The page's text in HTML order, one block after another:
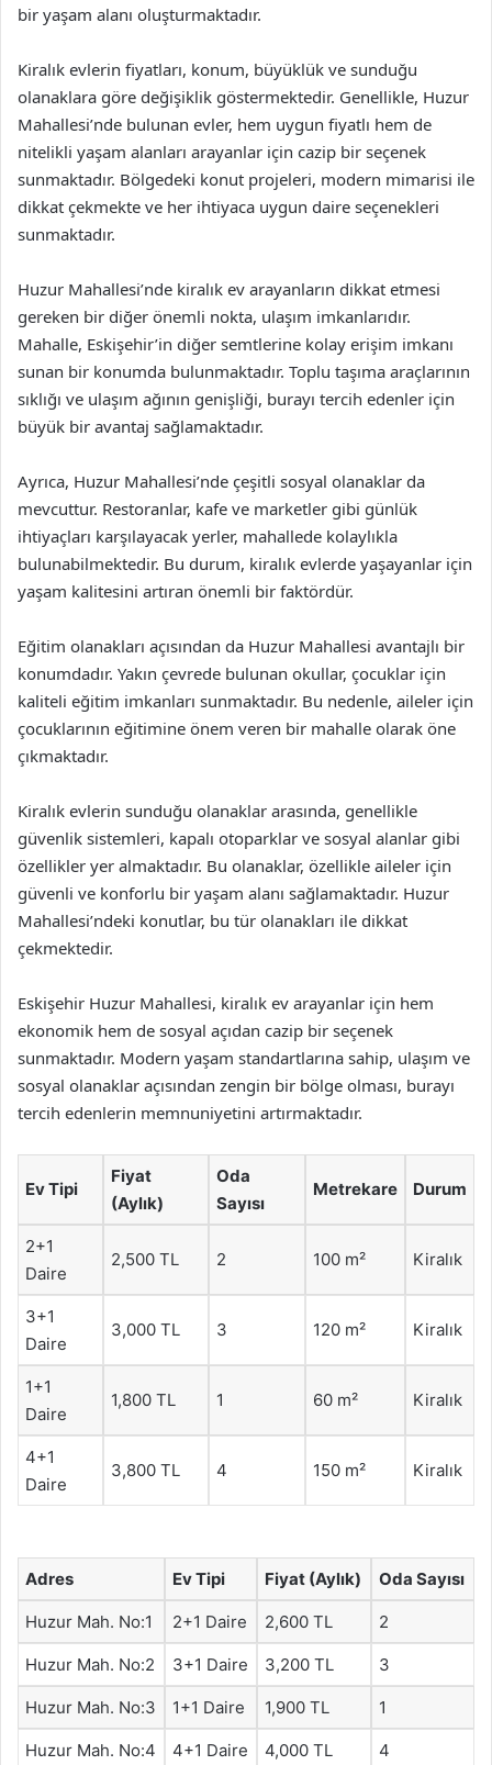
bir yaşam alanı oluşturmaktadır.
Kiralık evlerin fiyatları, konum, büyüklük ve sunduğu
olanaklara göre değişiklik göstermektedir. Genellikle, Huzur
Mahallesi’nde bulunan evler, hem uygun fiyatlı hem de
nitelikli yaşam alanları arayanlar için cazip bir seçenek
sunmaktadır. Bölgedeki konut projeleri, modern mimarisi ile
dikkat çekmekte ve her ihtiyaca uygun daire seçenekleri
sunmaktadır.
Huzur Mahallesi’nde kiralık ev arayanların dikkat etmesi
gereken bir diğer önemli nokta, ulaşım imkanlarıdır.
Mahalle, Eskişehir’in diğer semtlerine kolay erişim imkanı
sunan bir konumda bulunmaktadır. Toplu taşıma araçlarının
sıklığı ve ulaşım ağının genişliği, burayı tercih edenler için
büyük bir avantaj sağlamaktadır.
Ayrıca, Huzur Mahallesi’nde çeşitli sosyal olanaklar da
mevcuttur. Restoranlar, kafe ve marketler gibi günlük
ihtiyaçları karşılayacak yerler, mahallede kolaylıkla
bulunabilmektedir. Bu durum, kiralık evlerde yaşayanlar için
yaşam kalitesini artıran önemli bir faktördür.
Eğitim olanakları açısından da Huzur Mahallesi avantajlı bir
konumdadır. Yakın çevrede bulunan okullar, çocuklar için
kaliteli eğitim imkanları sunmaktadır. Bu nedenle, aileler için
çocuklarının eğitimine önem veren bir mahalle olarak öne
çıkmaktadır.
Kiralık evlerin sunduğu olanaklar arasında, genellikle
güvenlik sistemleri, kapalı otoparklar ve sosyal alanlar gibi
özellikler yer almaktadır. Bu olanaklar, özellikle aileler için
güvenli ve konforlu bir yaşam alanı sağlamaktadır. Huzur
Mahallesi’ndeki konutlar, bu tür olanakları ile dikkat
çekmektedir.
Eskişehir Huzur Mahallesi, kiralık ev arayanlar için hem
ekonomik hem de sosyal açıdan cazip bir seçenek
sunmaktadır. Modern yaşam standartlarına sahip, ulaşım ve
sosyal olanaklar açısından zengin bir bölge olması, burayı
tercih edenlerin memnuniyetini artırmaktadır.
Ev Tipi
Fiyat
(Aylık)
Oda
Sayısı
Metrekare Durum
2+1
Daire
2,500 TL 2 100 m² Kiralık
3+1
Daire
3,000 TL 3 120 m² Kiralık
1+1
Daire
1,800 TL 1 60 m² Kiralık
4+1
Daire
3,800 TL 4 150 m² Kiralık
Adres Ev Tipi Fiyat (Aylık) Oda Sayısı
Huzur Mah. No:1 2+1 Daire 2,600 TL 2
Huzur Mah. No:2 3+1 Daire 3,200 TL 3
Huzur Mah. No:3 1+1 Daire 1,900 TL 1
Huzur Mah. No:4 4+1 Daire 4,000 TL 4